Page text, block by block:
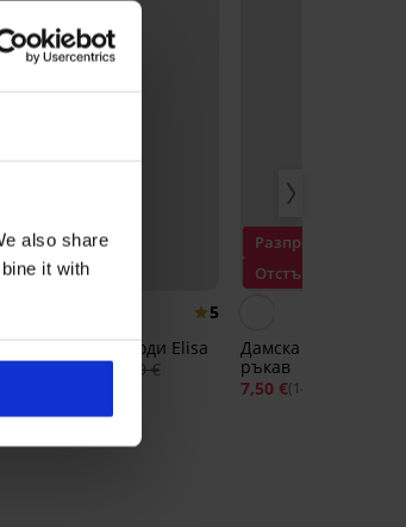
also share
it with
Разпродажба
Отстъпка -70%
5
памучно боди Elisa
19,99 €
Разпродажба
Отстъпка -70%
Дамска блуза
ръкав
7,50 €(14,67 лв.)